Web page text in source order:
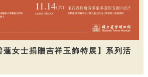
蓮女士捐贈吉祥玉飾特展】系列活